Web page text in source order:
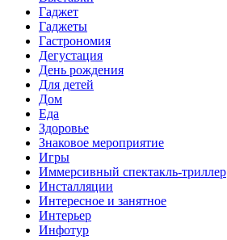
Гаджет
Гаджеты
Гастрономия
Дегустация
День рождения
Для детей
Дом
Еда
Здоровье
Знаковое мероприятие
Игры
Иммерсивный спектакль-триллер
Инсталляции
Интересное и занятное
Интерьер
Инфотур